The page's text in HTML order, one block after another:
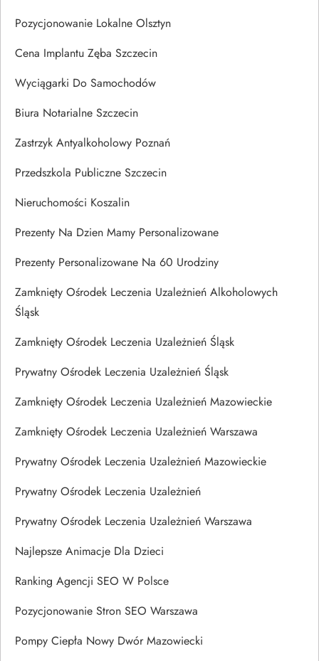
Pozycjonowanie Lokalne Olsztyn
Cena Implantu Zęba Szczecin
Wyciągarki Do Samochodów
Biura Notarialne Szczecin
Zastrzyk Antyalkoholowy Poznań
Przedszkola Publiczne Szczecin
Nieruchomości Koszalin
Prezenty Na Dzien Mamy Personalizowane
Prezenty Personalizowane Na 60 Urodziny
Zamknięty Ośrodek Leczenia Uzależnień Alkoholowych
Śląsk
Zamknięty Ośrodek Leczenia Uzależnień Śląsk
Prywatny Ośrodek Leczenia Uzależnień Śląsk
Zamknięty Ośrodek Leczenia Uzależnień Mazowieckie
Zamknięty Ośrodek Leczenia Uzależnień Warszawa
Prywatny Ośrodek Leczenia Uzależnień Mazowieckie
Prywatny Ośrodek Leczenia Uzależnień
Prywatny Ośrodek Leczenia Uzależnień Warszawa
Najlepsze Animacje Dla Dzieci
Ranking Agencji SEO W Polsce
Pozycjonowanie Stron SEO Warszawa
Pompy Ciepła Nowy Dwór Mazowiecki